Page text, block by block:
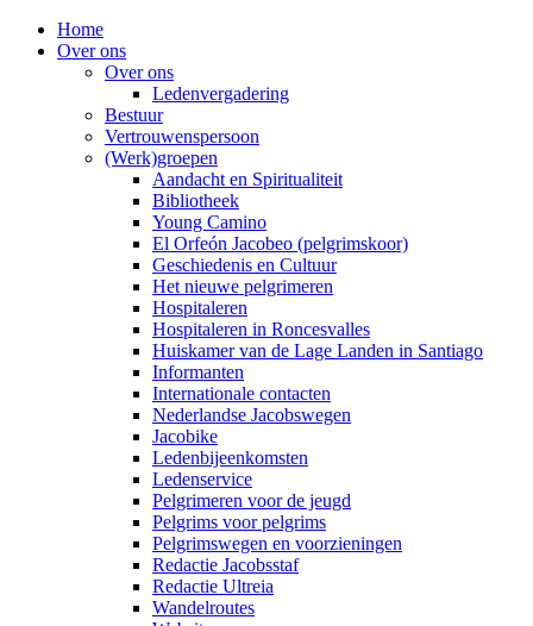
Home
Over ons
Over ons
Ledenvergadering
Bestuur
Vertrouwenspersoon
(Werk)groepen
Aandacht en Spiritualiteit
Bibliotheek
Young Camino
El Orfeón Jacobeo (pelgrimskoor)
Geschiedenis en Cultuur
Het nieuwe pelgrimeren
Hospitaleren
Hospitaleren in Roncesvalles
Huiskamer van de Lage Landen in Santiago
Informanten
Internationale contacten
Nederlandse Jacobswegen
Jacobike
Ledenbijeenkomsten
Ledenservice
Pelgrimeren voor de jeugd
Pelgrims voor pelgrims
Pelgrimswegen en voorzieningen
Redactie Jacobsstaf
Redactie Ultreia
Wandelroutes